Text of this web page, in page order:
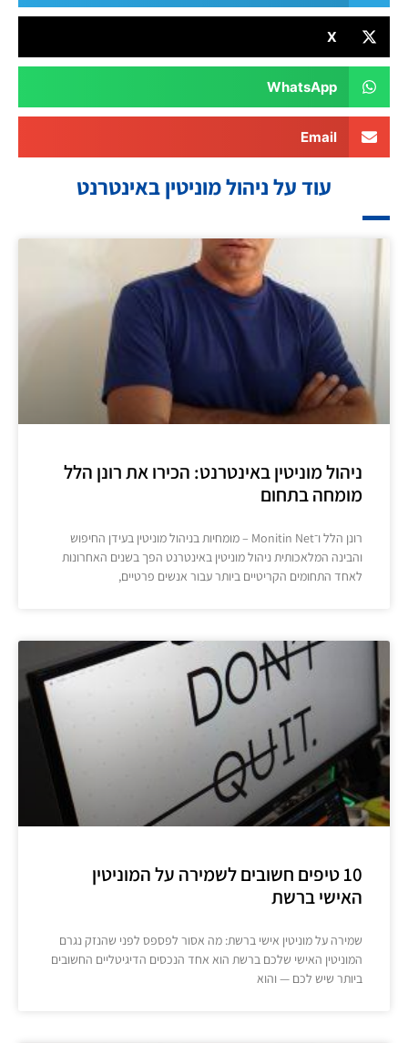
X
WhatsApp
Email
עוד על ניהול מוניטין באינטרנט
ניהול מוניטין באינטרנט: הכירו את רונן הלל
מומחה בתחום
רונן הלל ו־Monitin Net – מומחיות בניהול מוניטין בעידן החיפוש
והבינה המלאכותית ניהול מוניטין באינטרנט הפך בשנים האחרונות
לאחד התחומים הקריטיים ביותר עבור אנשים פרטיים,
10 טיפים חשובים לשמירה על המוניטין
האישי ברשת
שמירה על מוניטין אישי ברשת: מה אסור לפספס לפני שהנזק נגרם
המוניטין האישי שלכם ברשת הוא אחד הנכסים הדיגיטליים החשובים
ביותר שיש לכם — והוא